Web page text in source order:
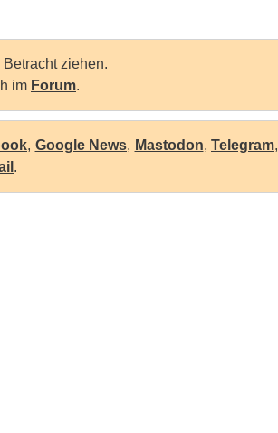
Betracht ziehen.
im Forum.
, Google News, Mastodon, Telegram,
.